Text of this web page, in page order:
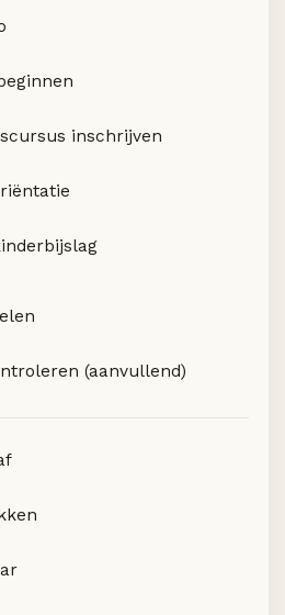
inschrijven
(aanvullend)